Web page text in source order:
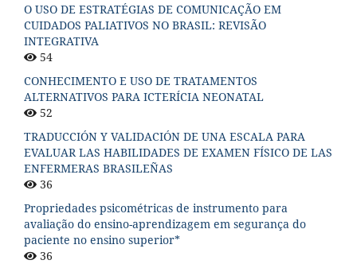
O USO DE ESTRATÉGIAS DE COMUNICAÇÃO EM
CUIDADOS PALIATIVOS NO BRASIL: REVISÃO
INTEGRATIVA
54
CONHECIMENTO E USO DE TRATAMENTOS
ALTERNATIVOS PARA ICTERÍCIA NEONATAL
52
TRADUCCIÓN Y VALIDACIÓN DE UNA ESCALA PARA
EVALUAR LAS HABILIDADES DE EXAMEN FÍSICO DE LAS
ENFERMERAS BRASILEÑAS
36
Propriedades psicométricas de instrumento para
avaliação do ensino-aprendizagem em segurança do
paciente no ensino superior*
36